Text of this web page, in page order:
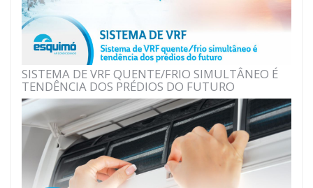
SISTEMA DE VRF QUENTE/FRIO SIMULTÂNEO É
TENDÊNCIA DOS PRÉDIOS DO FUTURO